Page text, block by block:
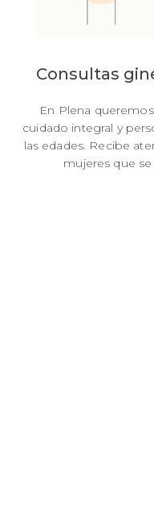
Consultas
En Plena
cuidado integral y
las edades. Recibe
mujeres que